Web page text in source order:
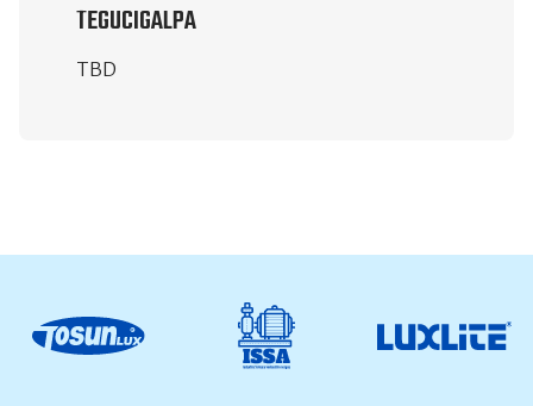
TEGUCIGALPA
TBD